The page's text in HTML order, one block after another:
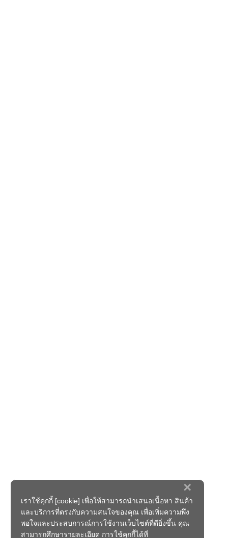
×
เราใช้คุกกี้ [cookie] เพื่อให้สามารถนำเสนอเนื้อหา สินค้า
และบริการที่ตรงกับความสนใจของคุณ เพื่อเพิ่มความพึง
พอใจและประสบการณ์การใช้งานเว็บไซต์ที่ดียิ่งขึ้น คุณ
สามารถศึกษารายละเอียด การใช้คุกกี้ได้ที่